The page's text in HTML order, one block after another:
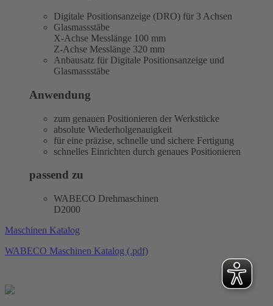
Digitale Positionsanzeige (DRO) für 3 Achsen
Glasmassstäbe
X-Achse Messlänge 100 mm
Z-Achse Messlänge 320 mm
Anbausatz für Digitale Positionsanzeige und
Glasmassstäbe
Anwendung
zum genauen Positionieren der Werkstücke
absolute Wiederholgenauigkeit
für eine präzise, schnelle und sichere Fertigung
schnelles Einrichten durch genaues Positionieren
passend zu
WABECO Drehmaschinen
D2000
Maschinen Katalog
WABECO Maschinen Katalog (.pdf)